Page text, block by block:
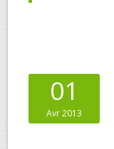
01
Avr 2013